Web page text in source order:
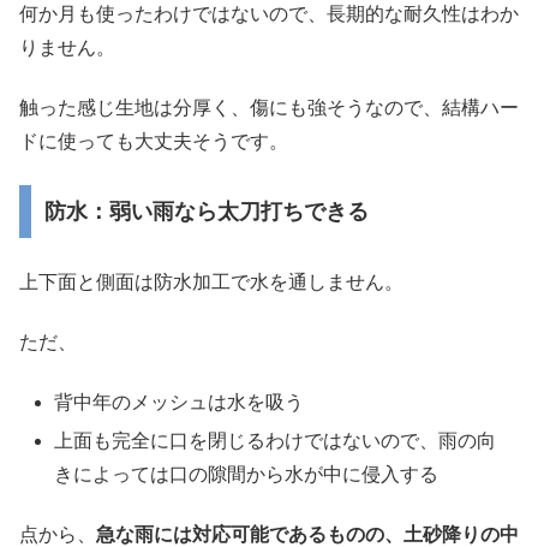
何か月も使ったわけではないので、長期的な耐久性はわか
りません。
触った感じ生地は分厚く、傷にも強そうなので、結構ハー
ドに使っても大丈夫そうです。
防水：弱い雨なら太刀打ちできる
上下面と側面は防水加工で水を通しません。
ただ、
背中年のメッシュは水を吸う
上面も完全に口を閉じるわけではないので、雨の向
きによっては口の隙間から水が中に侵入する
点から、 急な雨には対応可能であるものの、土砂降りの中